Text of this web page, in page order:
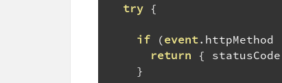
try {
if (event. httpMethod
return
{ statusCode
}